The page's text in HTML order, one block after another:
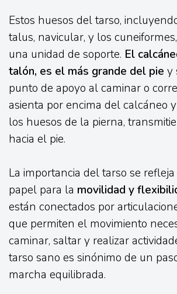
Estos huesos del tarso,
talus, navicular, y los
una unidad de soporte. El
talón, es el más grande del pie y
punto de apoyo al caminar o
asienta por encima del calcáneo
los huesos de la pierna,
hacia el pie.
La importancia del tarso se
papel para la movilidad y
están conectados por
que permiten el movimiento
caminar, saltar y realizar
tarso sano es sinónimo de un
marcha equilibrada.